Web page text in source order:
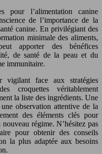
pour l’alimentation canine
de l’importance de la
canine. En privilégiant des
minimale des aliments,
apporter des bénéfices
de santé de la peau et du
immunitaire.
vigilant face aux stratégies
croquettes véritablement
la liste des ingrédients. Une
observation attentive de la
des éléments clés pour
régime. N’hésitez pas
pour obtenir des conseils
la plus adaptée aux besoins